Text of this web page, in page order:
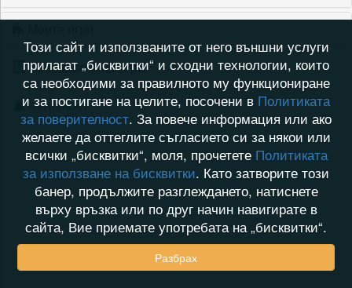
Хронология на игри
Активност
Този сайт и използваните от него външни услуги
прилагат „бисквитки“ и сходни технологии, които
са необходими за правилното му функциониране
и за постигане на целите, посочени в Политиката
за поверителност. За повече информация или ако
желаете да оттеглите съгласието си за някои или
всички „бисквитки“, моля, прочетете Политиката
за използване на бисквитки. Като затворите този
банер, продължите разглеждането, натиснете
върху връзка или по друг начин навигирате в
сайта, Вие приемате употребата на „бисквитки“.
Разбрах